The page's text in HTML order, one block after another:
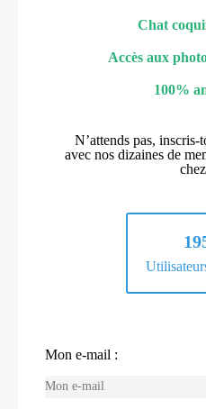
Chat
Accès aux
100%
N’attends pas,
avec nos dizaines de
Mon e-mail :